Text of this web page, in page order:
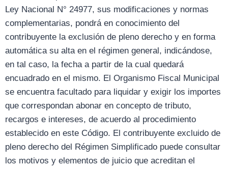
Ley Nacional N° 24977, sus modificaciones y normas
complementarias, pondrá en conocimiento del
contribuyente la exclusión de pleno derecho y en forma
automática su alta en el régimen general, indicándose,
en tal caso, la fecha a partir de la cual quedará
encuadrado en el mismo. El Organismo Fiscal Municipal
se encuentra facultado para liquidar y exigir los importes
que correspondan abonar en concepto de tributo,
recargos e intereses, de acuerdo al procedimiento
establecido en este Código. El contribuyente excluido de
pleno derecho del Régimen Simplificado puede consultar
los motivos y elementos de juicio que acreditan el